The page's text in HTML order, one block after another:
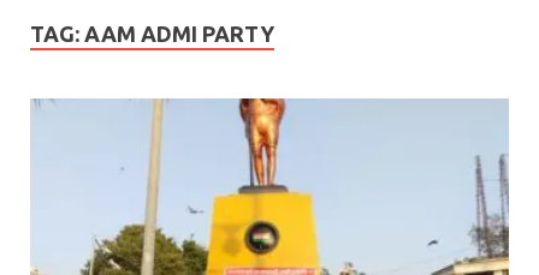
TAG: AAM ADMI PARTY